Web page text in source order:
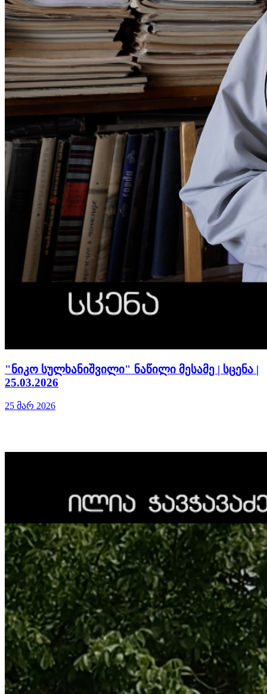
"ნიკო სულხანიშვილი" ნაწილი მესამე | სცენა |
25.03.2026
25 მარ 2026